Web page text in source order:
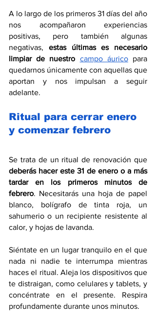
A lo largo de los primeros 31 días del año
nos acompañaron experiencias
positivas, pero también algunas
negativas, estas últimas es necesario
limpiar de nuestro campo áurico para
quedarnos únicamente con aquellas que
aportan y nos impulsan a seguir
adelante.
Ritual para cerrar enero
y comenzar febrero
deberás hacer este 31 de enero o a más
tardar en los primeros minutos de
febrero. Necesitarás una hoja de papel
blanco, bolígrafo de tinta roja, un
sahumerio o un recipiente resistente al
calor, y hojas de lavanda.
Siéntate en un lugar tranquilo en el que
nada ni nadie te interrumpa mientras
haces el ritual. Aleja los dispositivos que
te distraigan, como celulares y tablets, y
concéntrate en el presente. Respira
profundamente durante unos minutos.